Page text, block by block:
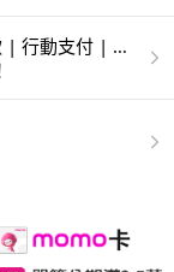
| 行動支付 | 超